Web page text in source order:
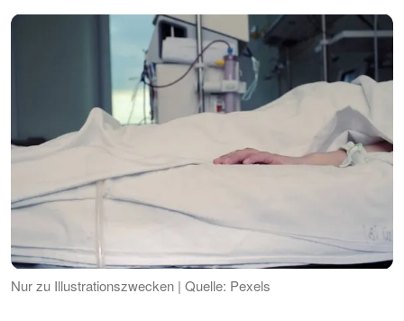
Nur zu Illustrationszwecken | Quelle: Pexels